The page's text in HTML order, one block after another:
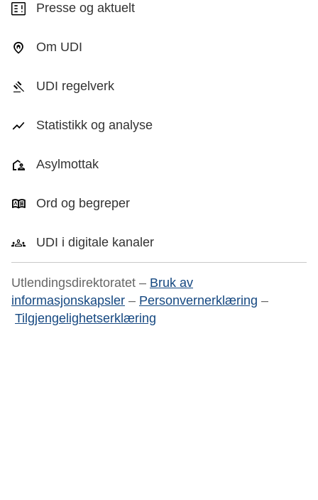
Presse og aktuelt
Om UDI
UDI regelverk
Statistikk og analyse
Asylmottak
Ord og begreper
UDI i digitale kanaler
Utlendingsdirektoratet – Bruk av
informasjonskapsler – Personvernerklæring –
Tilgjengelighetserklæring